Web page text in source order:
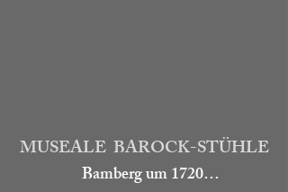
MUSEALE BAROCK-STÜHLE
Bamberg um 1720